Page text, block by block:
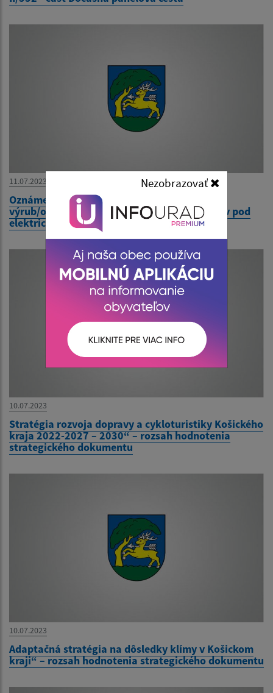
Nezobrazovať
11.07.2023
Oznámenie o plánovanom výrube a výzva na
výrub/okliesnenie drevín a krovitých porastov pod
elektrickým vedením
10.07.2023
Stratégia rozvoja dopravy a cykloturistiky Košického
kraja 2022-2027 – 2030“ – rozsah hodnotenia
strategického dokumentu
10.07.2023
Adaptačná stratégia na dôsledky klímy v Košickom
kraji“ – rozsah hodnotenia strategického dokumentu